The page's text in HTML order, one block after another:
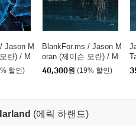
Jason M
란) / M
마커스
할인)
BlankFor.ms / Jason M
oran (제이슨 모란) / M
arcus Gilmore (마커스
길모어) - Shards [클리
40,300원 (19% 할인)
(에릭 하랜드)